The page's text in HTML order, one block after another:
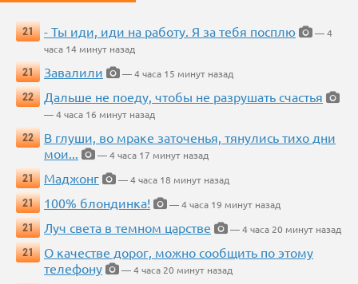
21 - Ты иди, иди на работу. Я за тебя посплю
— 4
часа 14 минут назад
21
Завалили
— 4 часа 15 минут назад
22
Дальше не поеду, чтобы не разрушать счастья
— 4 часа 16 минут назад
22
В глуши, во мраке заточенья, тянулись тихо дни
мои...
— 4 часа 17 минут назад
21
Маджонг
— 4 часа 18 минут назад
21
100% блондинка!
— 4 часа 19 минут назад
21
Луч света в темном царстве
— 4 часа 20 минут назад
21
О качестве дорог, можно сообщить по этому
телефону
— 4 часа 20 минут назад